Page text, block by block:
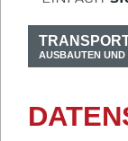
AUSBAUTEN